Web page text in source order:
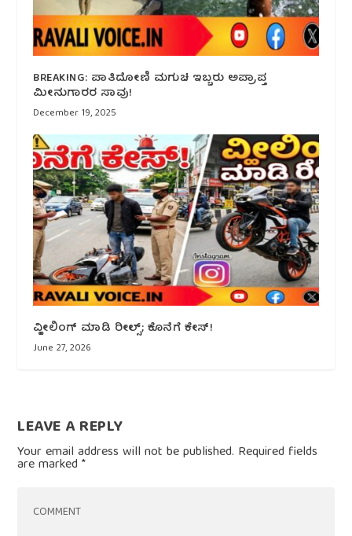
BREAKING: ಪಾತಿದೋಣಿ ಮಗುಚಿ ಇಬ್ಬರು ಅಪ್ರಾಪ್ತ
ಮೀನುಗಾರರ ಸಾವು!
December 19, 2025
ವ್ಹೀಲಿಂಗ್ ಮಾಡಿ ರೀಲ್ಸ್; ಕೊನೆಗೆ ಕೇಸ್!
June 27, 2026
LEAVE A REPLY
Your email address will not be published. Required fields
are marked*